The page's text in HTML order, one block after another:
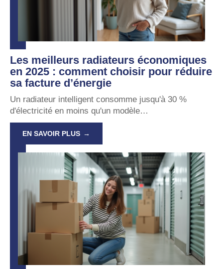
Les meilleurs radiateurs économiques
en 2025 : comment choisir pour réduire
sa facture d’énergie
Un radiateur intelligent consomme jusqu'à 30 %
d'électricité en moins qu'un modèle…
EN SAVOIR PLUS